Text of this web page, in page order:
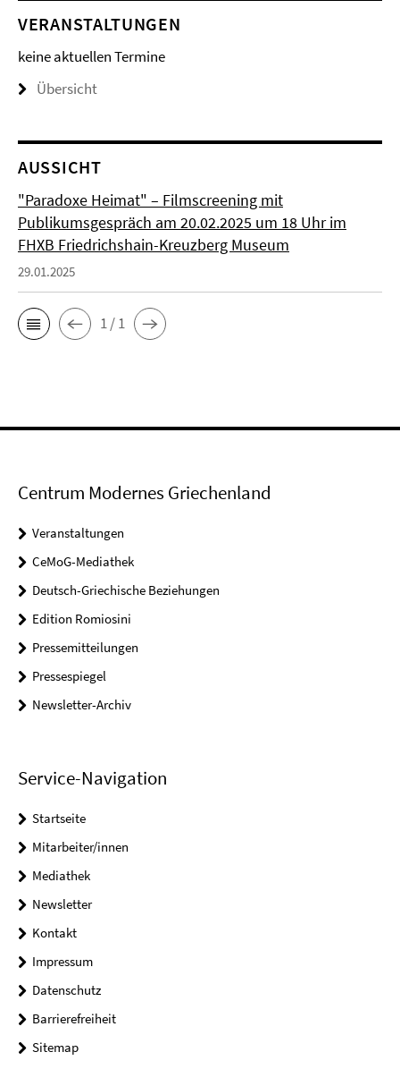
VERANSTALTUNGEN
keine aktuellen Termine
Übersicht
AUSSICHT
"Paradoxe Heimat" – Filmscreening mit
Publikumsgespräch am 20.02.2025 um 18 Uhr im
FHXB Friedrichshain-Kreuzberg Museum
29.01.2025
1 / 1
Centrum Modernes Griechenland
Veranstaltungen
CeMoG-Mediathek
Deutsch-Griechische Beziehungen
Edition Romiosini
Pressemitteilungen
Pressespiegel
Newsletter-Archiv
Service-Navigation
Startseite
Mitarbeiter/innen
Mediathek
Newsletter
Kontakt
Impressum
Datenschutz
Barrierefreiheit
Sitemap